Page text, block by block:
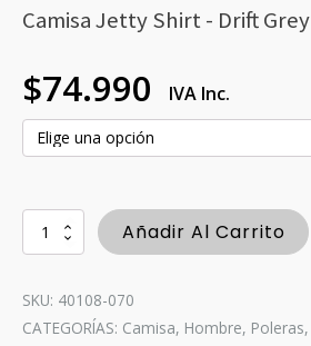
Camisa Jetty Shirt - Drift Grey
$74.990 IVA Inc.
Camisa
Jetty
-
Grey
Añadir Al Carrito
SKU: 40108-070
CATEGORÍAS: Camisa, Hombre, Poleras,